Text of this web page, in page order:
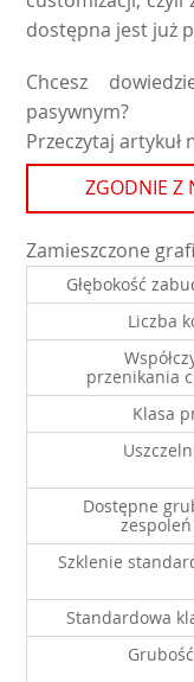
dostępna jest już
Chcesz
pasywnym?
Przeczytaj artykuł
ZGODNIE Z
Zamieszczone
Głębokość
Liczba
przenikania
Klasa
Dostępne
Szklenie
Standardowa